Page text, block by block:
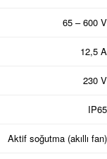
65 – 600 V
12,5 A
230 V
IP65
Aktif soğutma (akıllı fan)